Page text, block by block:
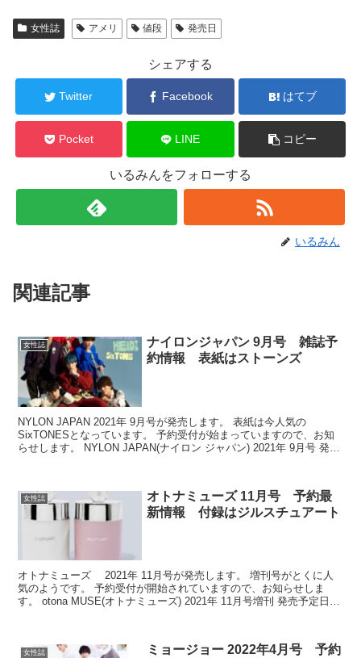
女性誌 アメリ 値段 発売日
シェアする
Twitter Facebook はてブ
Pocket LINE コピー
いるみんをフォローする
いるみん
関連記事
女性誌
ナイロンジャパン 9月号 雑誌予
約情報 表紙はストーンズ
NYLON JAPAN 2021年 9月号が発売します。 表紙は今人気の
SixTONESとなっています。 予約受付が始まっていますので、お知
らせします。 NYLON JAPAN(ナイロン ジャパン) 2021年 9月号 発売
女性誌
オトナミューズ 11月号 予約最
新情報 付録はジルスチュアート
オトナミューズ 2021年 11月号が発売します。 増刊号がとくに人
気のようです。 予約受付が開始されていますので、お知らせしま
す。 otona MUSE(オトナミューズ) 2021年 11月号増刊 発売予定日：
女性誌
ミョージョー 2022年4月号 予約